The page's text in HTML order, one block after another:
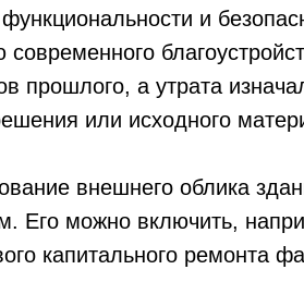
и
современного
прошлого, а утрата
или исходного
внешнего облика
Его можно включить,
капитального ремонта